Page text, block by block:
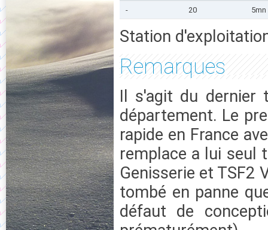
- 20 5mn
Station
Remarques
Il s'agit du dernier
département. Le
rapide en France
remplace a lui seul
Genisserie et TSF2
tombé en panne
défaut de